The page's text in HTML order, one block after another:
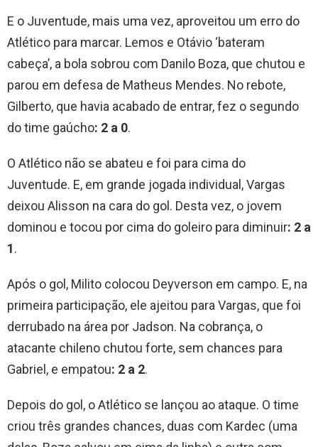
E o Juventude, mais uma vez, aproveitou um erro do
Atlético para marcar. Lemos e Otávio ‘bateram
cabeça’, a bola sobrou com Danilo Boza, que chutou e
parou em defesa de Matheus Mendes. No rebote,
Gilberto, que havia acabado de entrar, fez o segundo
do time gaúcho: 2 a 0.
O Atlético não se abateu e foi para cima do
Juventude. E, em grande jogada individual, Vargas
deixou Alisson na cara do gol. Desta vez, o jovem
dominou e tocou por cima do goleiro para diminuir: 2 a
1.
Após o gol, Milito colocou Deyverson em campo. E, na
primeira participação, ele ajeitou para Vargas, que foi
derrubado na área por Jadson. Na cobrança, o
atacante chileno chutou forte, sem chances para
Gabriel, e empatou: 2 a 2.
Depois do gol, o Atlético se lançou ao ataque. O time
criou três grandes chances, duas com Kardec (uma